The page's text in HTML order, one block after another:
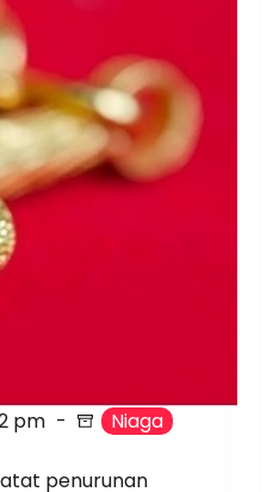
pm Niaga
penurunan